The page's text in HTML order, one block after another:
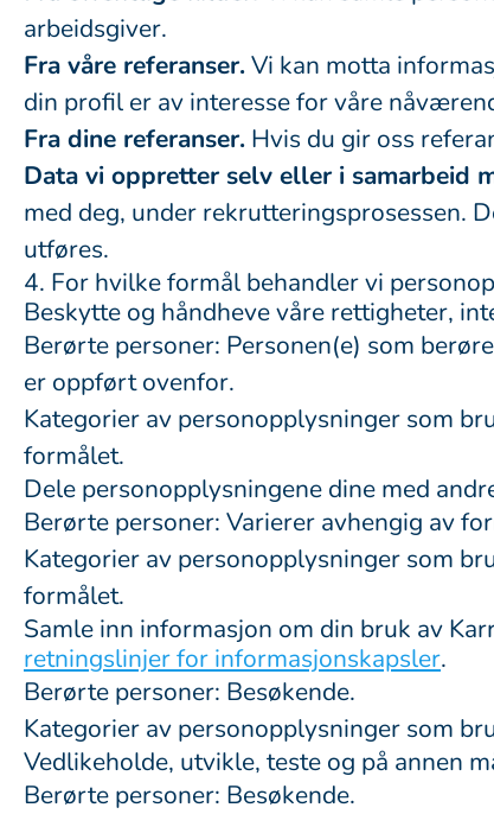
arbeidsgiver.
Fra våre referanser.Vi kan motta
din profil er av interesse for våre
Fra dine referanser. Hvis du gir oss
Data vi oppretter selv eller i samarbeid
med deg, under rekrutteringsprosessen.
utføres.
4. For hvilke formål behandler vi
Beskytte og håndheve våre rettigheter,
Berørte personer: Personen(e) som
er oppført ovenfor.
Kategorier av personopplysninger som
formålet.
Dele personopplysningene dine med
Berørte personer: Varierer avhengig av
Kategorier av personopplysninger som
formålet.
Samle inn informasjon om din bruk av
retningslinjer for informasjonskapsler.
Berørte personer: Besøkende.
Kategorier av personopplysninger som
Vedlikeholde, utvikle, teste og på annen
Berørte personer: Besøkende.